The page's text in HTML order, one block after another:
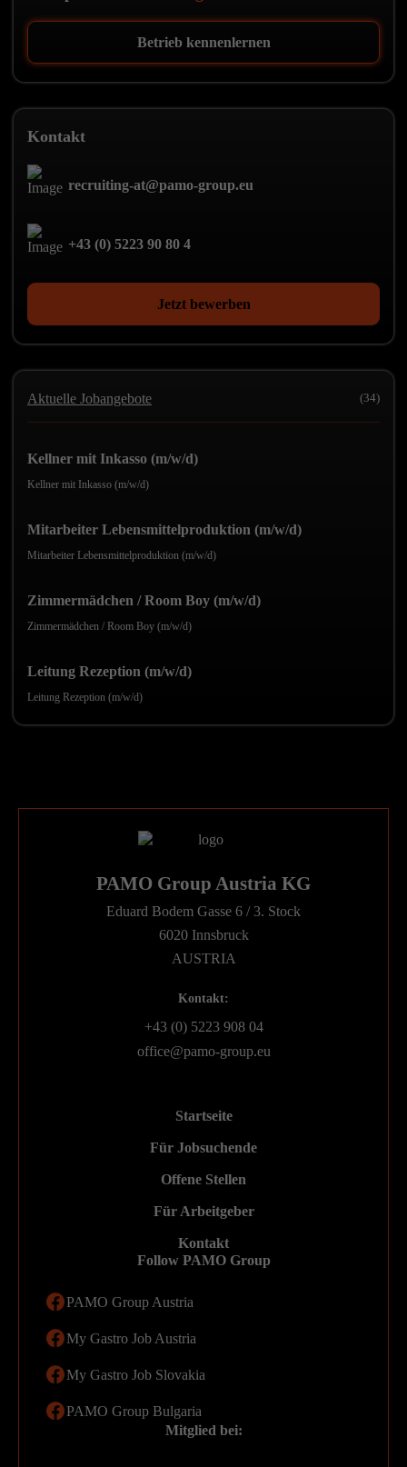
Betrieb kennenlernen
Kontakt
recruiting-at@pamo-group.eu
+43 (0) 5223 90 80 4
Jetzt bewerben
Aktuelle Jobangebote (34)
Kellner mit Inkasso (m/w/d)
Kellner mit Inkasso (m/w/d)
Mitarbeiter Lebensmittelproduktion (m/w/d)
Mitarbeiter Lebensmittelproduktion (m/w/d)
Zimmermädchen / Room Boy (m/w/d)
Zimmermädchen / Room Boy (m/w/d)
Leitung Rezeption (m/w/d)
Leitung Rezeption (m/w/d)
PAMO Group Austria KG
Eduard Bodem Gasse 6 / 3. Stock
6020 Innsbruck
AUSTRIA
Kontakt:
+43 (0) 5223 908 04
office@pamo-group.eu
Startseite
Für Jobsuchende
Offene Stellen
Für Arbeitgeber
Kontakt
Follow PAMO Group
PAMO Group Austria
My Gastro Job Austria
My Gastro Job Slovakia
PAMO Group Bulgaria
Mitglied bei: